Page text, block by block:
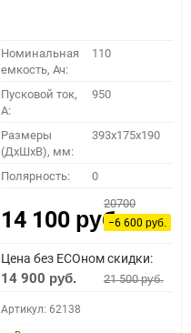
Номинальная
емкость, Ач:
110
Пусковой ток,
A:
950
Размеры
(ДхШхВ), мм:
393x175x190
Полярность: 0
14 100 руб.
20700
−6 600руб.
Цена без ECOном скидки:
14 900 руб. 21 500руб.
Артикул: 62138